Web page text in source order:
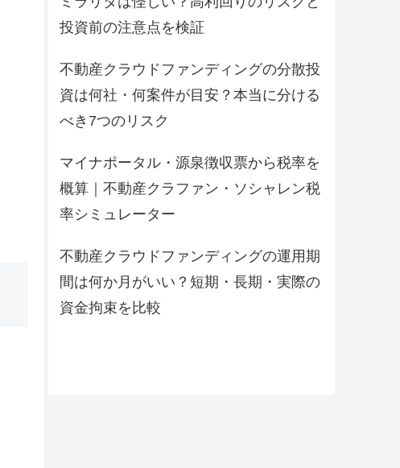
投資前の注意点を検証
不動産クラウドファンディングの分散投
資は何社・何案件が目安？本当に分ける
べき7つのリスク
マイナポータル・源泉徴収票から税率を
概算｜不動産クラファン・ソシャレン税
率シミュレーター
不動産クラウドファンディングの運用期
間は何か月がいい？短期・長期・実際の
資金拘束を比較